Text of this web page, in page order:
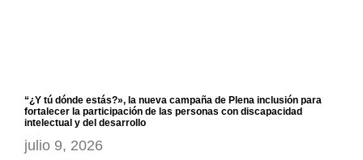
“¿Y tú dónde estás?», la nueva campaña de Plena inclusión para
fortalecer la participación de las personas con discapacidad
intelectual y del desarrollo
julio 9, 2026